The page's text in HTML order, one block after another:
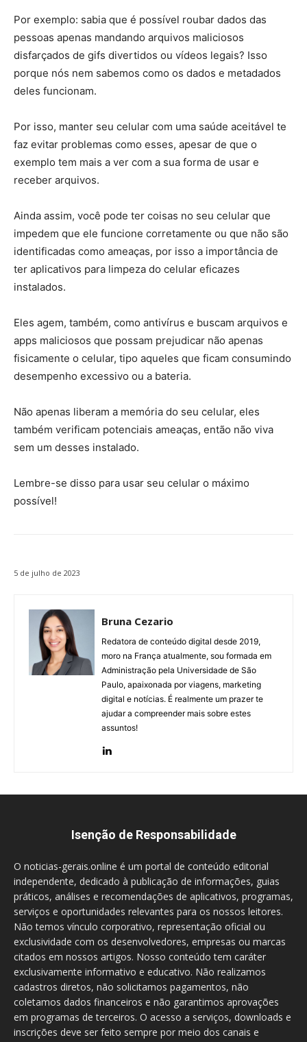
Por exemplo: sabia que é possível roubar dados das
pessoas apenas mandando arquivos maliciosos
disfarçados de gifs divertidos ou vídeos legais? Isso
porque nós nem sabemos como os dados e metadados
deles funcionam.
Por isso, manter seu celular com uma saúde aceitável te
faz evitar problemas como esses, apesar de que o
exemplo tem mais a ver com a sua forma de usar e
receber arquivos.
Ainda assim, você pode ter coisas no seu celular que
impedem que ele funcione corretamente ou que não são
identificadas como ameaças, por isso a importância de
ter aplicativos para limpeza do celular eficazes
instalados.
Eles agem, também, como antivírus e buscam arquivos e
apps maliciosos que possam prejudicar não apenas
fisicamente o celular, tipo aqueles que ficam consumindo
desempenho excessivo ou a bateria.
Não apenas liberam a memória do seu celular, eles
também verificam potenciais ameaças, então não viva
sem um desses instalado.
Lembre-se disso para usar seu celular o máximo
possível!
5 de julho de 2023
Bruna Cezario
Redatora de conteúdo digital desde 2019,
moro na França atualmente, sou formada em
Administração pela Universidade de São
Paulo, apaixonada por viagens, marketing
digital e notícias. É realmente um prazer te
ajudar a compreender mais sobre estes
assuntos!
Isenção de Responsabilidade
O noticias-gerais.online é um portal de conteúdo editorial
independente, dedicado à publicação de informações, guias
práticos, análises e recomendações de aplicativos, programas,
serviços e oportunidades relevantes para os nossos leitores.
Não temos vínculo corporativo, representação oficial ou
exclusividade com os desenvolvedores, empresas ou marcas
citados em nossos artigos. Nosso conteúdo tem caráter
exclusivamente informativo e educativo. Não realizamos
cadastros diretos, não solicitamos pagamentos, não
coletamos dados financeiros e não garantimos aprovações
em programas de terceiros. O acesso a serviços, downloads e
inscrições deve ser feito sempre por meio dos canais e